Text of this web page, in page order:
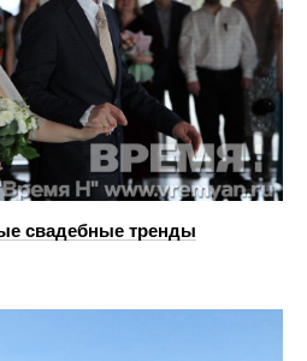
свадебные тренды